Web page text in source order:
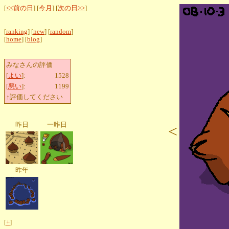
[<<前の日 ] [今月 ] [次の日>>]
[ranking] [new] [random]
[home] [blog]
みなさんの評価
[よい]:
1528
[悪い]:
1199
↑評価してください
昨日 一昨日
昨年
[+]
<